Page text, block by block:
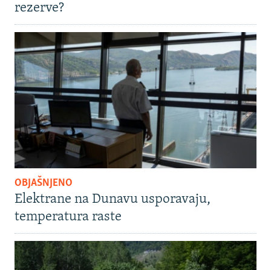
rezerve?
OBJAŠNJENO
Elektrane na Dunavu usporavaju,
temperatura raste